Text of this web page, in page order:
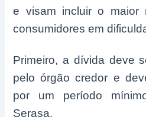
e visam incluir o maior
consumidores em
Primeiro, a dívida deve
pelo órgão credor e
por um período
Serasa.